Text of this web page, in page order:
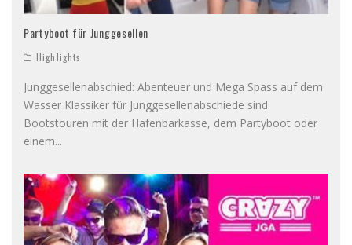
Partyboot für Junggesellen
Highlights
Junggesellenabschied: Abenteuer und Mega Spass auf dem
Wasser Klassiker für Junggesellenabschiede sind
Bootstouren mit der Hafenbarkasse, dem Partyboot oder
einem...